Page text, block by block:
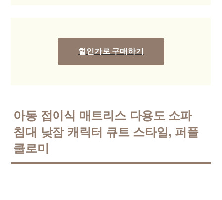
할인가로 구매하기
아동 접이식 매트리스 다용도 소파
침대 낮잠 캐릭터 큐트 스타일, 퍼플
쿨로미